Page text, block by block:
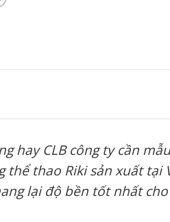
hay CLB công ty cần
thao Riki sản xuất tại
lại độ bền tốt nhất